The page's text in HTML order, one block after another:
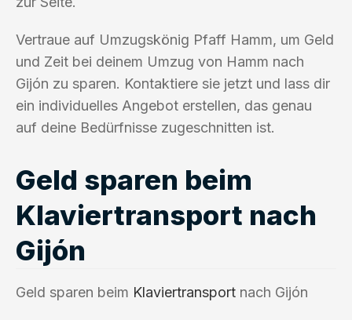
Vertraue auf Umzugskönig Pfaff Hamm, um Geld
und Zeit bei deinem Umzug von Hamm nach
Gijón zu sparen. Kontaktiere sie jetzt und lass dir
ein individuelles Angebot erstellen, das genau
auf deine Bedürfnisse zugeschnitten ist.
Geld sparen beim
Klaviertransport nach
Gijón
Geld sparen beim Klaviertransport nach Gijón